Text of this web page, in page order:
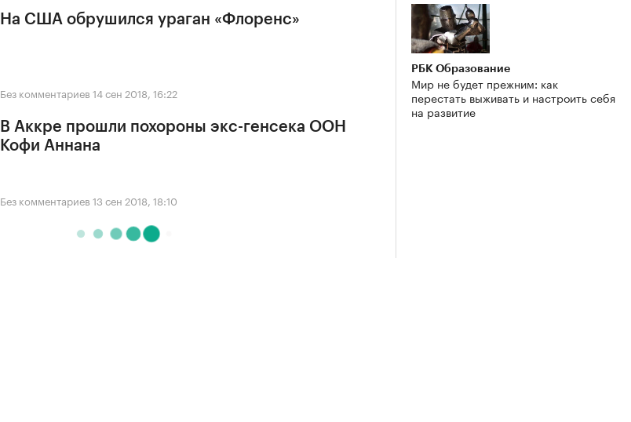
На США обрушился ураган «Флоренс»
Без комментариев 14 сен 2018, 16:22
В Аккре прошли похороны экс-генсека ООН
Кофи Аннана
Без комментариев 13 сен 2018, 18:10
РБК Образование
Мир не будет прежним: как
перестать выживать и настроить себя
на развитие